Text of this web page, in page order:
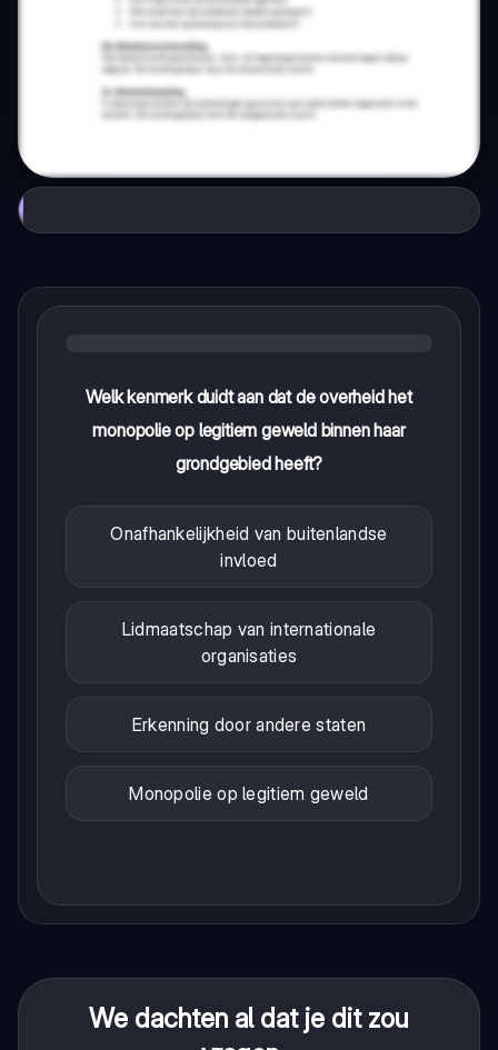
Welk kenmerk duidt aan dat de overheid het
monopolie op legitiem geweld binnen haar
grondgebied heeft?
Onafhankelijkheid van buitenlandse
invloed
Lidmaatschap van internationale
organisaties
Erkenning door andere staten
Monopolie op legitiem geweld
We dachten al dat je dit zou